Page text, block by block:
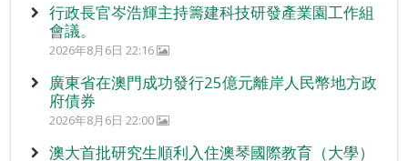
行政長官岑浩輝主持籌建科技研發產業園工作組
會議。
2026年8月6日 22:16
廣東省在澳門成功發行25億元離岸人民幣地方政
府債券
2026年8月6日 22:00
澳大首批研究生順利入住澳琴國際教育（大學）